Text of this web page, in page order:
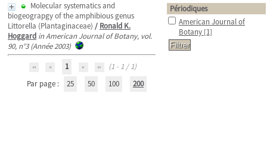
Molecular systematics and
biogeograpgy of the amphibious genus
Littorella (Plantaginaceae) / Ronald K.
Hoggard in American Journal of Botany, vol.
90, n°3 (Année 2003)
1
(1 - 1 / 1)
Par page :
25 50 100 200
Périodiques
American Journal of
Botany [1]